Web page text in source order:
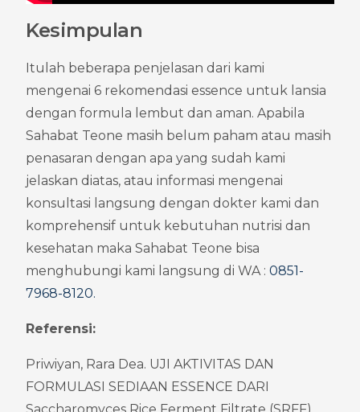
Kesimpulan
Itulah beberapa penjelasan dari kami
mengenai 6 rekomendasi essence untuk lansia
dengan formula lembut dan aman. Apabila
Sahabat Teone masih belum paham atau masih
penasaran dengan apa yang sudah kami
jelaskan diatas, atau informasi mengenai
konsultasi langsung dengan dokter kami dan
komprehensif untuk kebutuhan nutrisi dan
kesehatan maka Sahabat Teone bisa
menghubungi kami langsung di WA : 0851-
7968-8120.
Referensi:
Priwiyan, Rara Dea. UJI AKTIVITAS DAN
FORMULASI SEDIAAN ESSENCE DARI